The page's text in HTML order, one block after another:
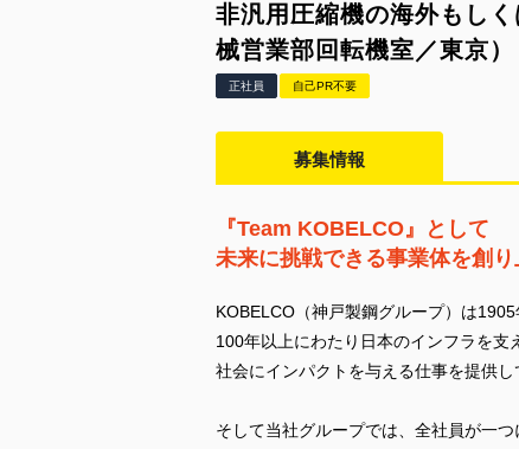
非汎用圧縮機の海外もし
械営業部回転機室／東京）
正社員 自己PR不要
募集情報
『Team KOBELCO』として
未来に挑戦できる事業体を創り
KOBELCO（神戸製鋼グループ）は1905
100年以上にわたり日本のインフラを支
社会にインパクトを与える仕事を提供し
そして当社グループでは、全社員が一つ